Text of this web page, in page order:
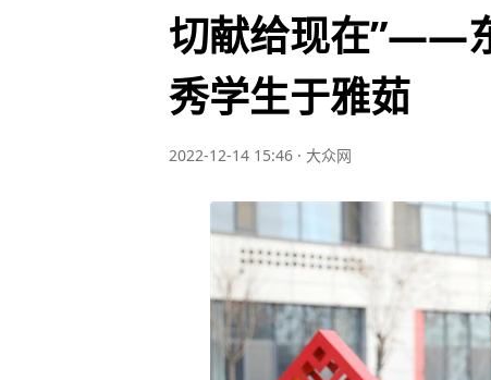
切献给现在”——
秀学生于雅茹
2022-12-14 15:46 · 大众网